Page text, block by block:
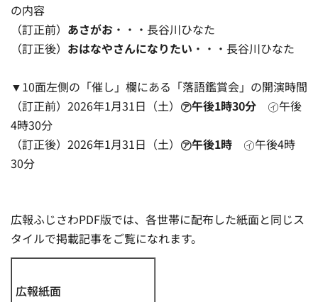
の内容
（訂正前） あさがお ・・・長谷川ひなた
（訂正後） おはなやさんになりたい ・・・長谷川ひなた
▼10面左側の「催し」欄にある「落語鑑賞会」の開演時間
（訂正前）2026年1月31日（土） ㋐午後1時30分 ㋑午後
4時30分
（訂正後）2026年1月31日（土） ㋐午後1時 ㋑午後4時
30分
広報ふじさわPDF版では、各世帯に配布した紙面と同じス
タイルで掲載記事をご覧になれます。
広報紙面